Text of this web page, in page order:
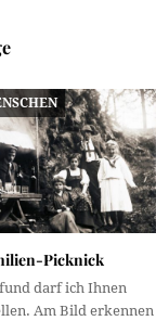
Picknick
darf ich Ihnen
Am Bild erkennen